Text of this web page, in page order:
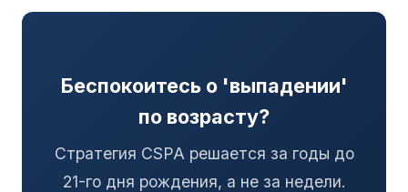
Беспокоитесь о 'выпадении'
по возрасту?
Стратегия CSPA решается за годы до
21-го дня рождения, а не за недели.